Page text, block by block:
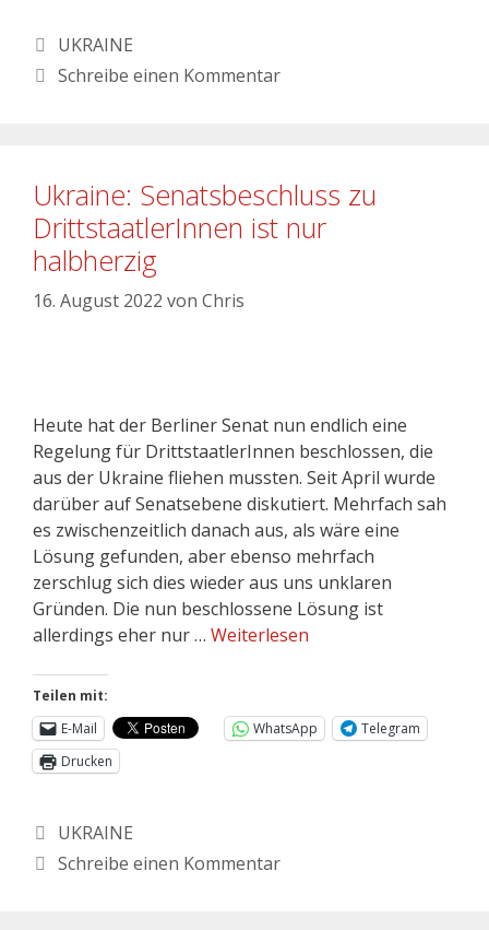
UKRAINE
Schreibe einen Kommentar
Ukraine: Senatsbeschluss zu
DrittstaatlerInnen ist nur
halbherzig
16. August 2022 von Chris
Heute hat der Berliner Senat nun endlich eine
Regelung für DrittstaatlerInnen beschlossen, die
aus der Ukraine fliehen mussten. Seit April wurde
darüber auf Senatsebene diskutiert. Mehrfach sah
es zwischenzeitlich danach aus, als wäre eine
Lösung gefunden, aber ebenso mehrfach
zerschlug sich dies wieder aus uns unklaren
Gründen. Die nun beschlossene Lösung ist
allerdings eher nur … Weiterlesen
Teilen mit:
E-Mail
WhatsApp
Telegram
Drucken
UKRAINE
Schreibe einen Kommentar